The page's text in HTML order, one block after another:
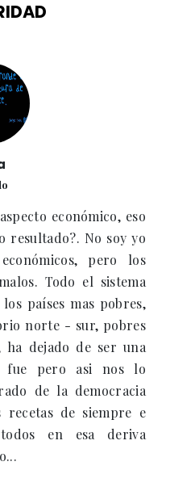
económico, eso
resultado?. No soy yo
pero los
Todo el sistema
países mas pobres,
norte - sur, pobres
dejado de ser una
fue pero asi nos lo
de la democracia
recetas de siempre e
en esa deriva